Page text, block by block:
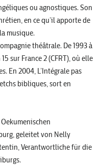
ou agnostiques. Son
en ce qu’il apporte de
musique.
théâtrale. De 1993 à
sur France 2 (CFRT), où elle
En 2004, L’Intégrale pas
bibliques, sort en
Oekumenischen
geleitet von Nelly
Verantwortliche für die